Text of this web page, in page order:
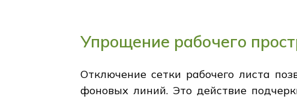
Упрощение рабочего
Отключение сетки рабочего листа
фоновых линий. Это действие